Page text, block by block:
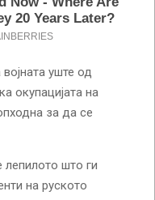
уште од
окупацијата на
за да се
лепилото што ги
на руското